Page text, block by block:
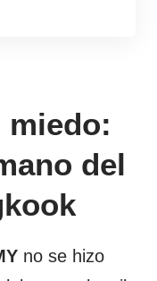
miedo:
del
no se hizo